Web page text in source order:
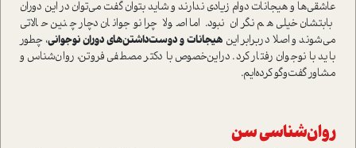
عاشقي‌ها و هيجانات دوام زيادي ندارند و شايد بتوان گفت می‌توان در این دوران
بابتشان خیلی هم نگران نبود. اما اصولا چرا نوجوانان دچار چنين حالاتي
می‌شوند و اصلا دربرابر اين هيجانات و دوست‌داشتن‌هاي دوران نوجواني، چطور
بايد با نوجوان رفتار كرد. دراين‌خصوص با دكتر مصطفي فروتن، روان‌شناس و
مشاور گفت‌و‌گو كرده‌ايم.
روان‌شناسي سن